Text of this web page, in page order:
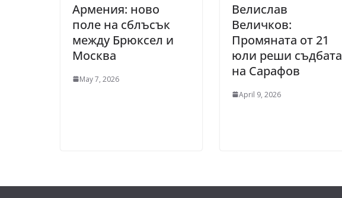
Армения: ново
поле на сблъсък
между Брюксел и
Москва
May 7, 2026
Велислав
Величков:
Промяната от 21
юли реши съдбата
на Сарафов
April 9, 2026